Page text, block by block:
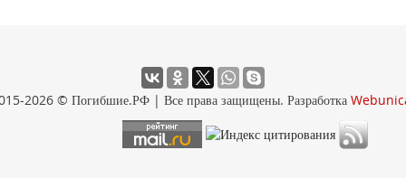
2026 © Погибшие.РФ | Все права защищены. Разработка